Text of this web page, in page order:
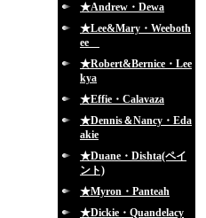
★Andrew・Dewa
★Lee&Mary・Weeboth
ee
★Robert&Bernice・Lee
kya
★Effie・Calavaza
★Dennis＆Nancy・Eda
akie
★Duane・Dishta(ペイ
ント)
★Myron・Panteah
★Dickie・Quandelacy